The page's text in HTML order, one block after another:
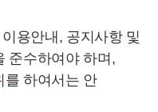
용안내, 공지사항 및
준수하여야 하며,
를 하여서는 안